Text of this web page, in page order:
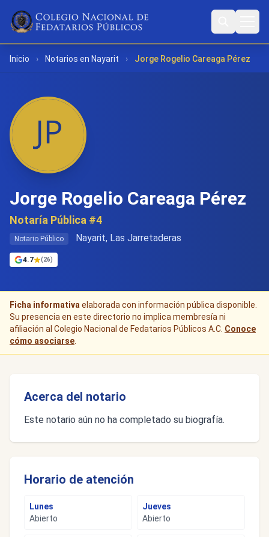
Inicio › Notarios en Nayarit › Jorge Rogelio Careaga Pérez
Jorge Rogelio Careaga Pérez
Notaría Pública #4
Notario Público Nayarit, Las Jarretaderas
4.7 (26)
Ficha informativa elaborada con información pública disponible.
Su presencia en este directorio no implica membresía ni
afiliación al Colegio Nacional de Fedatarios Públicos A.C. Conoce
cómo asociarse
Acerca del notario
Este notario aún no ha completado su biografía.
Horario de atención
Lunes
Abierto
Jueves
Abierto